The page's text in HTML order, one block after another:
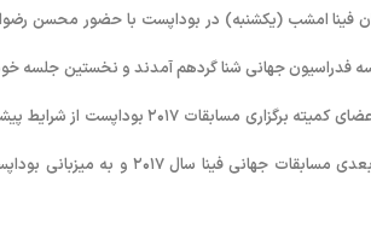
عمومی فدراسیون شنا، شیرجه و واترپلو؛ مراسم انتخاب بهترین ورزشکاران سال ۲۰۱۵ جهان فینا امشب (یکشنبه) در بوداپست با حضور
فدراسیون جهانی شنا گردهم آمدند و نخستین جلسه
در سال ۲۰۱۶ برگزار کردند. دکتر خولیو مگلیونه رئیس فدراسیون جهانی شنا (فینا) هم در جلسه ای دیگر با اعضای کمیته برگزاری مسابقات ۲۰۱۷
کار در فاصله نزدیک به دوسال مانده تا این مسابقات آگاه شد. پس از میزبانی کازان در سال ۲۰۱۵، دور بعدی مسابقات جهانی فینا سال